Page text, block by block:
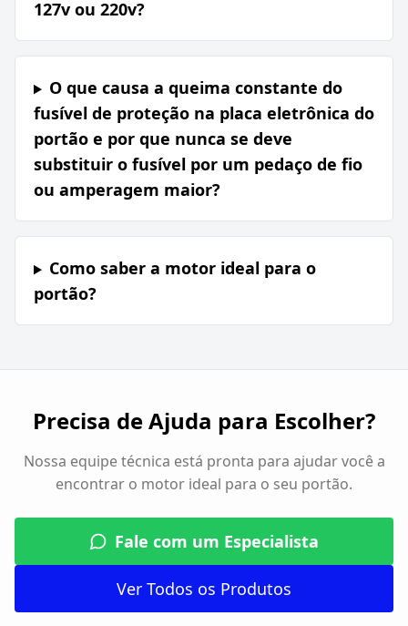
127v ou 220v?
O que causa a queima constante do
fusível de proteção na placa eletrônica do
portão e por que nunca se deve
substituir o fusível por um pedaço de fio
ou amperagem maior?
Como saber a motor ideal para o
portão?
Precisa de Ajuda para Escolher?
Nossa equipe técnica está pronta para ajudar você a
encontrar o motor ideal para o seu portão.
Fale com um Especialista
Ver Todos os Produtos